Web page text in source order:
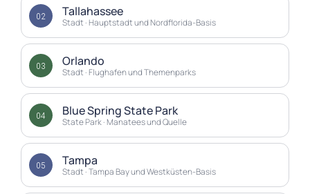
02 Tallahassee
Stadt · Hauptstadt und Nordflorida-Basis
03 Orlando
Stadt · Flughafen und Themenparks
04 Blue Spring State Park
State Park · Manatees und Quelle
05 Tampa
Stadt · Tampa Bay und Westküsten-Basis